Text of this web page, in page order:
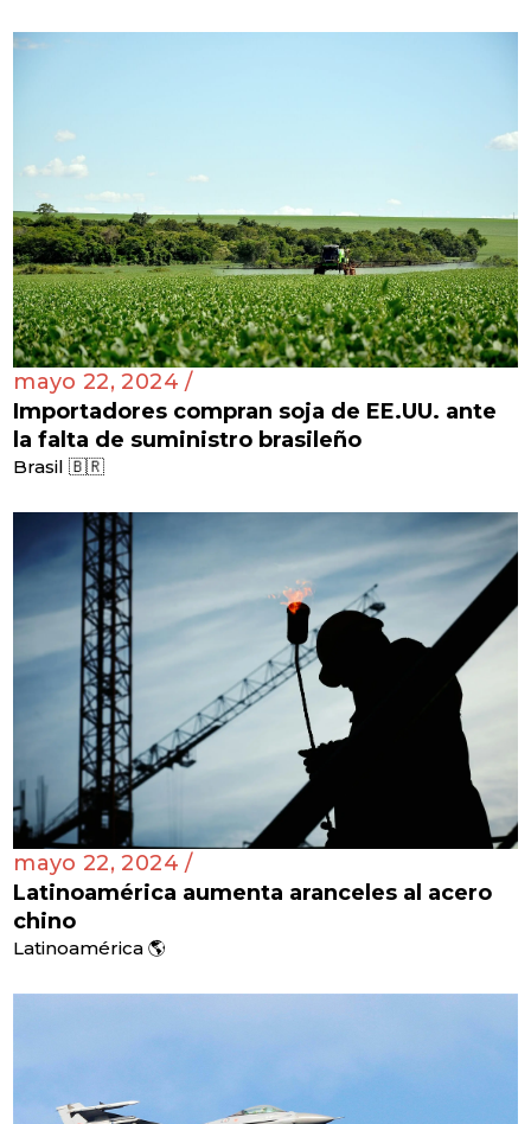
mayo 22, 2024 /
Importadores compran soja de EE.UU. ante
la falta de suministro brasileño
Brasil 🇧🇷
mayo 22, 2024 /
Latinoamérica aumenta aranceles al acero
chino
Latinoamérica 🌎